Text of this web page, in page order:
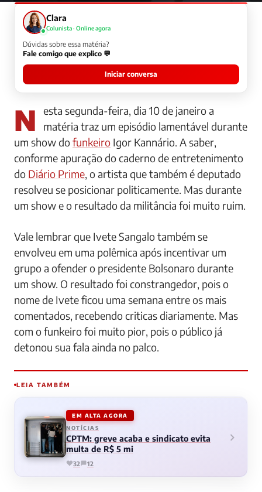
Clara
Colunista · Online agora
Dúvidas sobre essa matéria?
Fale comigo que explico 💬
Iniciar conversa
Nesta segunda-feira, dia 10 de janeiro a
matéria traz um episódio lamentável durante
um show dofunkeiro Igor Kannário. A saber,
conforme apuração do caderno de entretenimento
do Diário Prime, o artista que também é deputado
resolveu se posicionar politicamente. Mas durante
um show e o resultado da militância foi muito ruim.
Vale lembrar que Ivete Sangalo também se
envolveu em uma polêmica após incentivar um
grupo a ofender o presidente Bolsonaro durante
um show. O resultado foi constrangedor, pois o
nome de Ivete ficou uma semana entre os mais
comentados, recebendo criticas diariamente. Mas
com o funkeiro foi muito pior, pois o público já
detonou sua fala ainda no palco.
LEIA TAMBÉM
EM ALTA AGORA
NOTÍCIAS
CPTM: greve acaba e sindicato evita
multa de R$ 5 mi
32 12